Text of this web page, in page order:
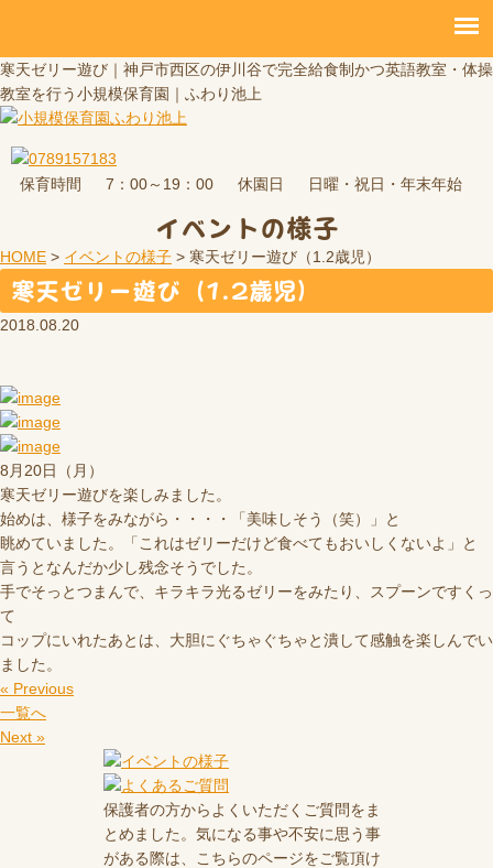
寒天ゼリー遊び｜神戸市西区の伊川谷で完全給食制かつ英語教室・体操
教室を行う小規模保育園｜ふわり池上
保育時間 7：00～19：00 休園日 日曜・祝日・年末年始
イベントの様子
HOME > イベントの様子 > 寒天ゼリー遊び（1.2歳児）
寒天ゼリー遊び（1.2歳児）
2018.08.20
8月20日（月）
寒天ゼリー遊びを楽しみました。
始めは、様子をみながら・・・・「美味しそう（笑）」と
眺めていました。「これはゼリーだけど食べてもおいしくないよ」と
言うとなんだか少し残念そうでした。
手でそっとつまんで、キラキラ光るゼリーをみたり、スプーンですくっ
て
コップにいれたあとは、大胆にぐちゃぐちゃと潰して感触を楽しんでい
ました。
« Previous
一覧へ
Next »
保護者の方からよくいただくご質問をま
とめました。気になる事や不安に思う事
がある際は、こちらのページをご覧頂け